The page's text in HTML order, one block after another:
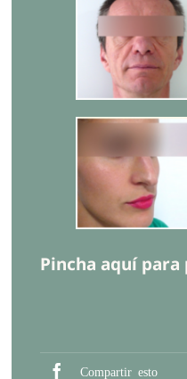
Pincha aquí
Compartir esto